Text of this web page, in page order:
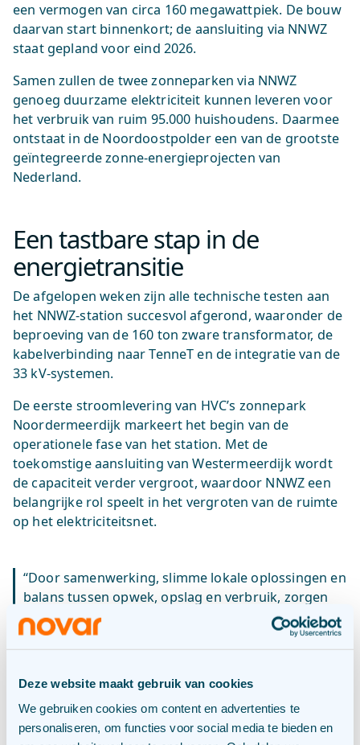
Deze website maakt gebruik van cookies
We gebruiken cookies om content en advertenties te
personaliseren, om functies voor social media te bieden en
een vermogen van circa 160 megawattpiek. De bouw
daarvan start binnenkort; de aansluiting via NNWZ
staat gepland voor eind 2026.
Samen zullen de twee zonneparken via NNWZ
genoeg duurzame elektriciteit kunnen leveren voor
het verbruik van ruim 95.000 huishoudens. Daarmee
ontstaat in de Noordoostpolder een van de grootste
geïntegreerde zonne-energieprojecten van
Nederland.
Een tastbare stap in de
energietransitie
De afgelopen weken zijn alle technische testen aan
het NNWZ-station succesvol afgerond, waaronder de
beproeving van de 160 ton zware transformator, de
kabelverbinding naar TenneT en de integratie van de
33 kV-systemen.
De eerste stroomlevering van HVC’s zonnepark
Noordermeerdijk markeert het begin van de
operationele fase van het station. Met de
toekomstige aansluiting van Westermeerdijk wordt
de capaciteit verder vergroot, waardoor NNWZ een
belangrijke rol speelt in het vergroten van de ruimte
op het elektriciteitsnet.
“Door samenwerking, slimme lokale oplossingen en
balans tussen opwek, opslag en verbruik, zorgen
we dat er ruimte blijft voor groei. Alleen zo kunnen
we de energietransitie in beweging houden” ,aldus
Arjan ten Elshof, Directeur Duurzame Energie HVC.
Dankzij NNWZ kunnen Novar en HVC duurzame
stroom direct leveren aan bedrijven in de regio die